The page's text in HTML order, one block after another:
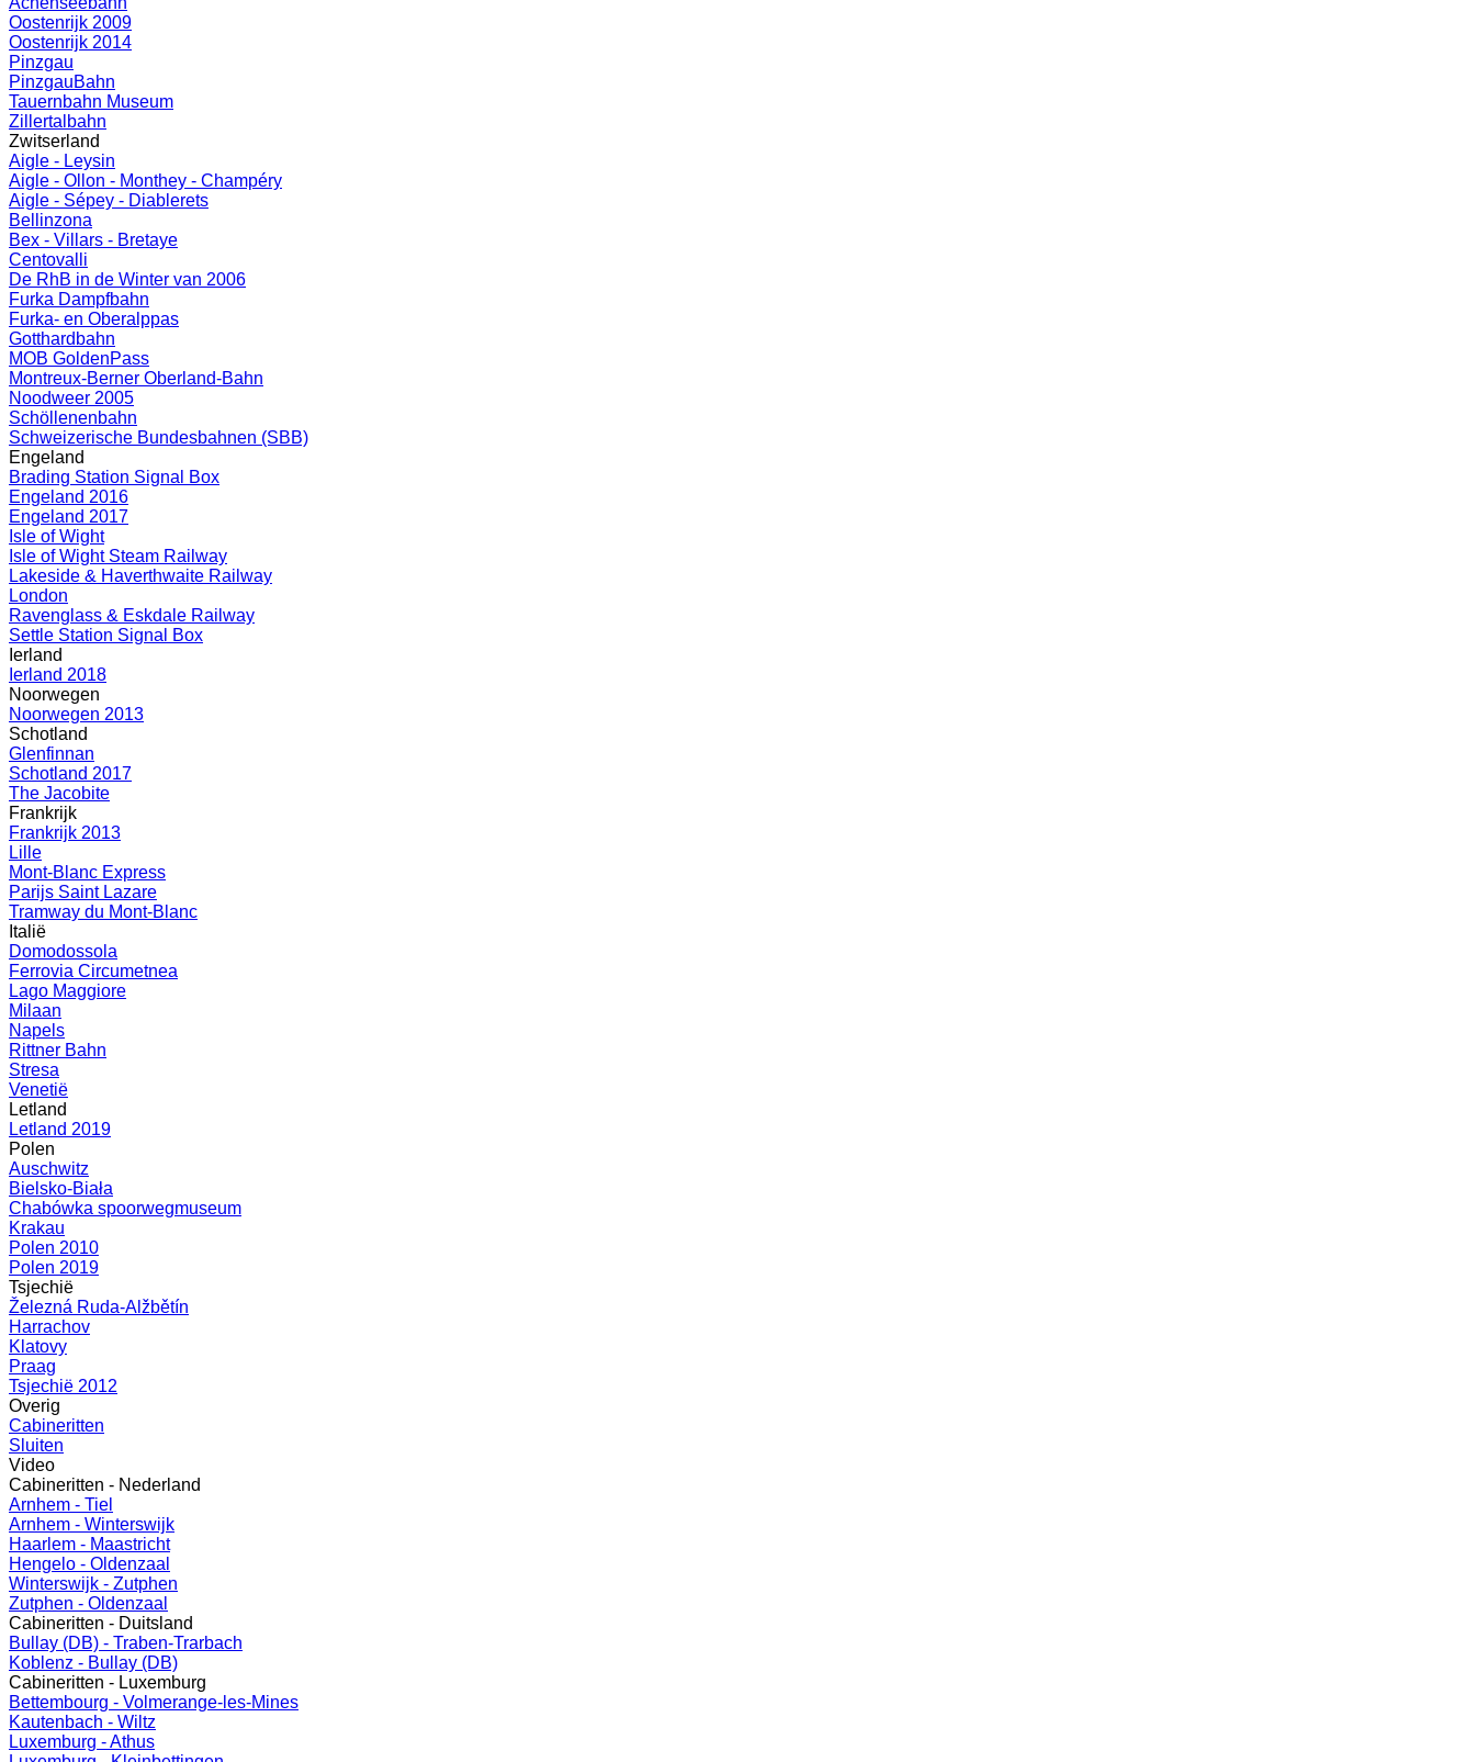
Oostenrijk 2009
Oostenrijk 2014
Pinzgau
PinzgauBahn
Tauernbahn Museum
Zillertalbahn
Zwitserland
Aigle - Leysin
Aigle - Ollon - Monthey - Champéry
Aigle - Sépey - Diablerets
Bellinzona
Bex - Villars - Bretaye
Centovalli
De RhB in de Winter van 2006
Furka Dampfbahn
Furka- en Oberalppas
Gotthardbahn
MOB GoldenPass
Montreux-Berner Oberland-Bahn
Noodweer 2005
Schöllenenbahn
Schweizerische Bundesbahnen (SBB)
Engeland
Brading Station Signal Box
Engeland 2016
Engeland 2017
Isle of Wight
Isle of Wight Steam Railway
Lakeside & Haverthwaite Railway
London
Ravenglass & Eskdale Railway
Settle Station Signal Box
Ierland
Ierland 2018
Noorwegen
Noorwegen 2013
Schotland
Glenfinnan
Schotland 2017
The Jacobite
Frankrijk
Frankrijk 2013
Lille
Mont-Blanc Express
Parijs Saint Lazare
Tramway du Mont-Blanc
Italië
Domodossola
Ferrovia Circumetnea
Lago Maggiore
Milaan
Napels
Rittner Bahn
Stresa
Venetië
Letland
Letland 2019
Polen
Auschwitz
Bielsko-Biała
Chabówka spoorwegmuseum
Krakau
Polen 2010
Polen 2019
Tsjechië
Železná Ruda-Alžbětín
Harrachov
Klatovy
Praag
Tsjechië 2012
Overig
Cabineritten
Sluiten
Video
Cabineritten - Nederland
Arnhem - Tiel
Arnhem - Winterswijk
Haarlem - Maastricht
Hengelo - Oldenzaal
Winterswijk - Zutphen
Zutphen - Oldenzaal
Cabineritten - Duitsland
Bullay (DB) - Traben-Trarbach
Koblenz - Bullay (DB)
Cabineritten - Luxemburg
Bettembourg - Volmerange-les-Mines
Kautenbach - Wiltz
Luxemburg - Athus